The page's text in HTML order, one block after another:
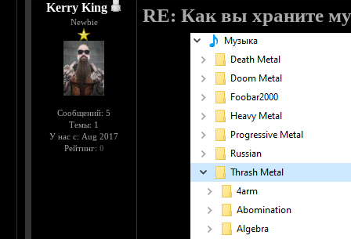
Kerry King
Newbie
Сообщений: 5
Темы: 1
У нас с: Aug 2017
Рейтинг: 0
RE: Как вы храните